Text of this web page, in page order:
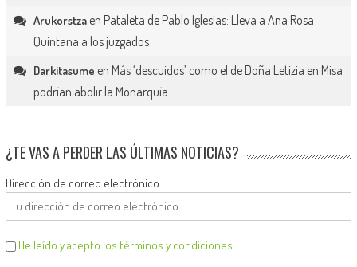
Arukorstzaen Pataleta de Pablo Iglesias: Lleva a Ana Rosa
Quintana a los juzgados
Darkitasume en Más ‘descuidos’ como el de Doña Letizia en Misa
podrían abolir la Monarquía
¿TE VAS A PERDER LAS ÚLTIMAS NOTICIAS?
Dirección de correo electrónico:
He leído y acepto los términos y condiciones